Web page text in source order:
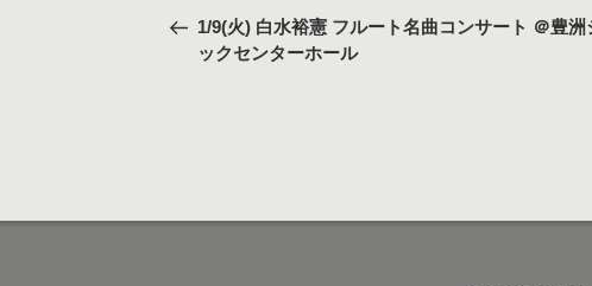
稿
ナ
ョ
去
1/9(火) 白水裕憲 フルート名曲コンサート ＠豊洲
ックセンターホール